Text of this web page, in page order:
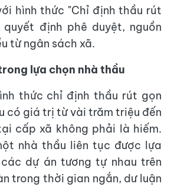
hình thức "Chỉ định thầu rút
định phê duyệt, nguồn
từ ngân sách xã.
lựa chọn nhà thầu
thức chỉ định thầu rút gọn
có giá trị từ vài trăm triệu đến
cấp xã không phải là hiếm.
nhà thầu liên tục được lựa
dự án tương tự nhau trên
trong thời gian ngắn, dư luận